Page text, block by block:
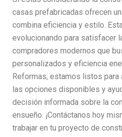
casas prefabricadas ofrecen
combina eficiencia y estilo.
evolucionando para satisfacer
compradores modernos que
personalizados y eficiencia
Reformas, estamos listos para
las opciones disponibles y
decisión informada sobre la
ensueño. ¡Contáctanos hoy
trabajar en tu proyecto de